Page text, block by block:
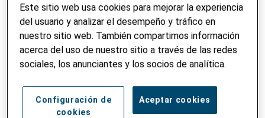
Este sitio web usa cookies para mejorar la experiencia
del usuario y analizar el desempeño y tráfico en
nuestro sitio web. También compartimos información
acerca del uso de nuestro sitio a través de las redes
sociales, los anunciantes y los socios de analítica.
Aceptar cookies
Configuración de
cookies